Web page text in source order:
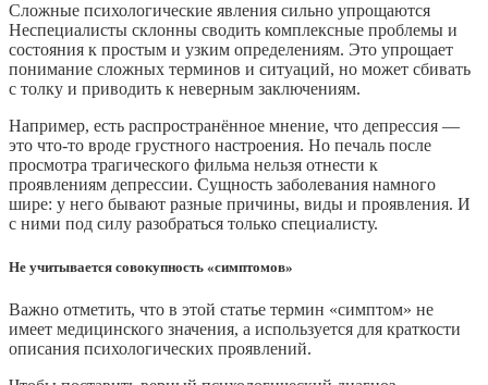
Сложные психологические явления сильно упрощаются
Неспециалисты склонны сводить комплексные проблемы и
состояния к простым и узким определениям. Это упрощает
понимание сложных терминов и ситуаций, но может сбивать
с толку и приводить к неверным заключениям.
Например, есть распространённое мнение, что депрессия —
это что‑то вроде грустного настроения. Но печаль после
просмотра трагического фильма нельзя отнести к
проявлениям депрессии. Сущность заболевания намного
шире: у него бывают разные причины, виды и проявления. И
с ними под силу разобраться только специалисту.
Не учитывается совокупность «симптомов»
Важно отметить, что в этой статье термин «симптом» не
имеет медицинского значения, а используется для краткости
описания психологических проявлений.